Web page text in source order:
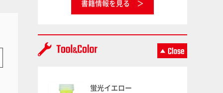
書籍情報を見る
蛍光イエロー